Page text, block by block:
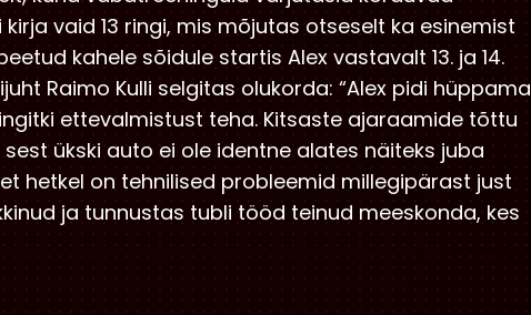
vaid 13 ringi, mis mõjutas otseselt ka esinemist
kahele sõidule startis Alex vastavalt 13. ja 14.
Raimo Kulli selgitas olukorda: “Alex pidi hüppama
ettevalmistust teha. Kitsaste ajaraamide tõttu
ükski auto ei ole identne alates näiteks juba
hetkel on tehnilised probleemid millegipärast just
ja tunnustas tubli tööd teinud meeskonda, kes